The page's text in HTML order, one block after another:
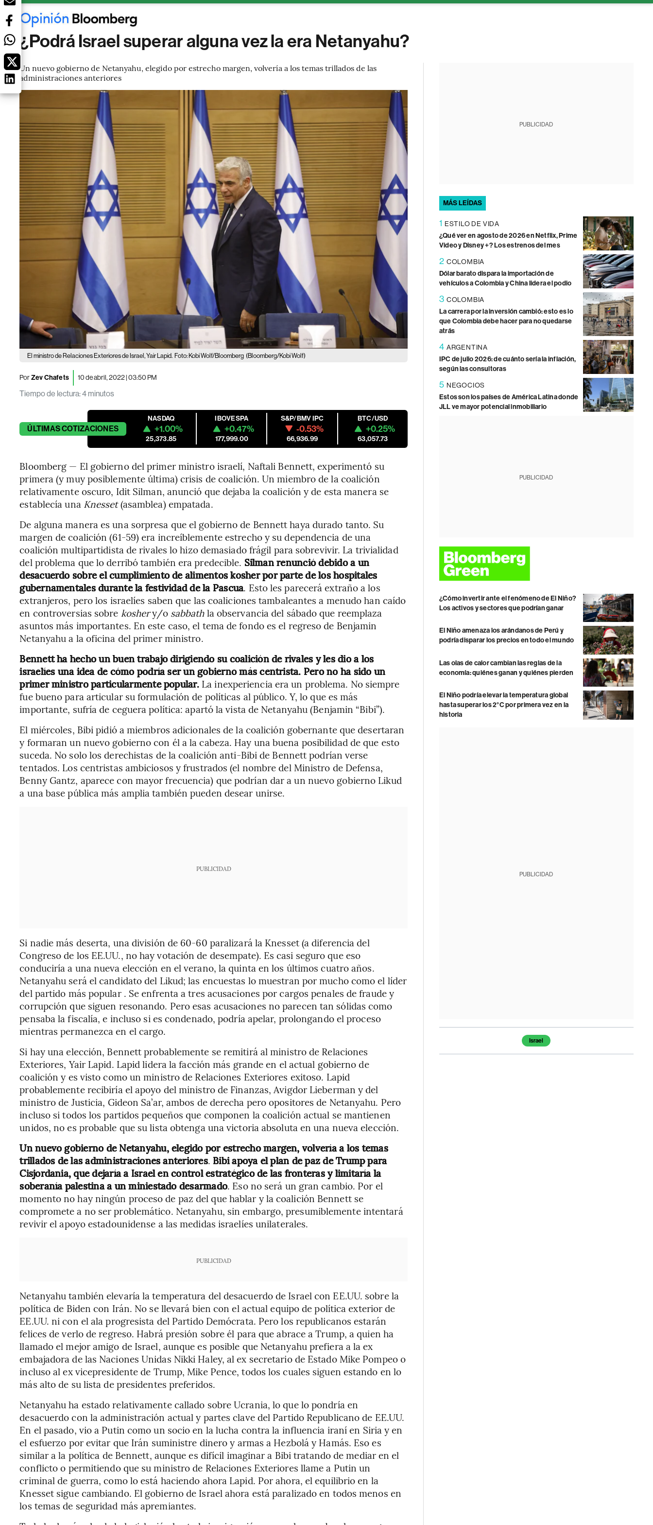
¿Podrá Israel superar alguna vez la era Netanyahu?
Un nuevo gobierno de Netanyahu, elegido por estrecho margen, volvería a los temas trillados de las
administraciones anteriores
El ministro de Relaciones Exteriores de Israel, Yair Lapid. Foto: Kobi Wolf/Bloomberg (Bloomberg/Kobi Wolf)
PorZev Chafets 10 de abril, 2022 | 03:50 PM
Tiempo de lectura:4 minutos
ÚLTIMASCOTIZACIONES
NASDAQ
+1.00%
25,373.85
IBOVESPA
+0.47%
177,999.00
S&P/BMV IPC
-0.53%
66,936.99
BTC/USD
+0.25%
63,057.73
Bloomberg — El gobierno del primer ministro israelí, Naftali Bennett, experimentó su
primera (y muy posiblemente última) crisis de coalición. Un miembro de la coalición
relativamente oscuro, Idit Silman, anunció que dejaba la coalición y de esta manera se
establecía una Knesset(asamblea) empatada.
De alguna manera es una sorpresa que el gobierno de Bennett haya durado tanto. Su
margen de coalición (61-59) era increíblemente estrecho y su dependencia de una
coalición multipartidista de rivales lo hizo demasiado frágil para sobrevivir. La trivialidad
del problema que lo derribó también era predecible. Silman renunció debido a un
desacuerdo sobre el cumplimiento de alimentos kosher por parte de los hospitales
gubernamentales durante la festividad de la Pascua. Esto les parecerá extraño a los
extranjeros, pero los israelíes saben que las coaliciones tambaleantes a menudo han caído
en controversias sobre koshery/o sabbath la observancia del sábado que reemplaza
asuntos más importantes. En este caso, el tema de fondo es el regreso de Benjamin
Netanyahu a la oficina del primer ministro.
Bennett ha hecho un buen trabajo dirigiendo su coalición de rivales y les dio a los
israelíes una idea de cómo podría ser un gobierno más centrista. Pero no ha sido un
primer ministro particularmente popular. La inexperiencia era un problema. No siempre
fue bueno para articular su formulación de políticas al público. Y, lo que es más
importante, sufría de ceguera política: apartó la vista de Netanyahu (Benjamin “Bibi”).
El miércoles, Bibi pidió a miembros adicionales de la coalición gobernante que desertaran
y formaran un nuevo gobierno con él a la cabeza. Hay una buena posibilidad de que esto
suceda. No solo los derechistas de la coalición anti-Bibi de Bennett podrían verse
tentados. Los centristas ambiciosos y frustrados (el nombre del Ministro de Defensa,
Benny Gantz, aparece con mayor frecuencia) que podrían dar a un nuevo gobierno Likud
a una base pública más amplia también pueden desear unirse.
PUBLICIDAD
Si nadie más deserta, una división de 60-60 paralizará la Knesset (a diferencia del
Congreso de los EE.UU., no hay votación de desempate). Es casi seguro que eso
conduciría a una nueva elección en el verano, la quinta en los últimos cuatro años.
Netanyahu será el candidato del Likud; las encuestas lo muestran por mucho como el líder
del partido más popular . Se enfrenta a tres acusaciones por cargos penales de fraude y
corrupción que siguen resonando. Pero esas acusaciones no parecen tan sólidas como
pensaba la fiscalía, e incluso si es condenado, podría apelar, prolongando el proceso
mientras permanezca en el cargo.
Si hay una elección, Bennett probablemente se remitirá al ministro de Relaciones
Exteriores, Yair Lapid. Lapid lidera la facción más grande en el actual gobierno de
coalición y es visto como un ministro de Relaciones Exteriores exitoso. Lapid
probablemente recibiría el apoyo del ministro de Finanzas, Avigdor Lieberman y del
ministro de Justicia, Gideon Sa’ar, ambos de derecha pero opositores de Netanyahu. Pero
incluso si todos los partidos pequeños que componen la coalición actual se mantienen
unidos, no es probable que su lista obtenga una victoria absoluta en una nueva elección.
Un nuevo gobierno de Netanyahu, elegido por estrecho margen, volvería a los temas
trillados de las administraciones anteriores. Bibi apoya el plan de paz de Trump para
Cisjordania, que dejaría a Israel en control estratégico de las fronteras y limitaría la
soberanía palestina a un miniestado desarmado. Eso no será un gran cambio. Por el
momento no hay ningún proceso de paz del que hablar y la coalición Bennett se
compromete a no ser problemático. Netanyahu, sin embargo, presumiblemente intentará
revivir el apoyo estadounidense a las medidas israelíes unilaterales.
PUBLICIDAD
Netanyahu también elevaría la temperatura del desacuerdo de Israel con EE.UU. sobre la
política de Biden con Irán. No se llevará bien con el actual equipo de política exterior de
EE.UU. ni con el ala progresista del Partido Demócrata. Pero los republicanos estarán
felices de verlo de regreso. Habrá presión sobre él para que abrace a Trump, a quien ha
llamado el mejor amigo de Israel, aunque es posible que Netanyahu prefiera a la ex
embajadora de las Naciones Unidas Nikki Haley, al ex secretario de Estado Mike Pompeo o
incluso al ex vicepresidente de Trump, Mike Pence, todos los cuales siguen estando en lo
más alto de su lista de presidentes preferidos.
Netanyahu ha estado relativamente callado sobre Ucrania, lo que lo pondría en
desacuerdo con la administración actual y partes clave del Partido Republicano de EE.UU.
En el pasado, vio a Putin como un socio en la lucha contra la influencia iraní en Siria y en
el esfuerzo por evitar que Irán suministre dinero y armas a Hezbolá y Hamás. Eso es
similar a la política de Bennett, aunque es difícil imaginar a Bibi tratando de mediar en el
conflicto o permitiendo que su ministro de Relaciones Exteriores llame a Putin un
criminal de guerra, como lo está haciendo ahora Lapid. Por ahora, el equilibrio en la
Knesset sigue cambiando. El gobierno de Israel ahora está paralizado en todos menos en
los temas de seguridad más apremiantes.
PUBLICIDAD
MÁS LEÍDAS
1 ESTILO DE VIDA
¿Qué ver en agosto de 2026 en Netflix, Prime
Video y Disney +? Los estrenos del mes
2 COLOMBIA
Dólar barato dispara la importación de
vehículos a Colombia y China lidera el podio
3 COLOMBIA
La carrera por la inversión cambió: esto es lo
que Colombia debe hacer para no quedarse
atrás
4 ARGENTINA
IPC de julio 2026: de cuánto sería la inflación,
según las consultoras
5 NEGOCIOS
Estos son los países de América Latina donde
JLL ve mayor potencial inmobiliario
PUBLICIDAD
¿Cómo invertir ante el fenómeno de El Niño?
Los activos y sectores que podrían ganar
El Niño amenaza los arándanos de Perú y
podría disparar los precios en todo el mundo
Las olas de calor cambian las reglas de la
economía: quiénes ganan y quiénes pierden
El Niño podría elevar la temperatura global
hasta superar los 2°C por primera vez en la
historia
PUBLICIDAD
Temas de este artículoIsrael